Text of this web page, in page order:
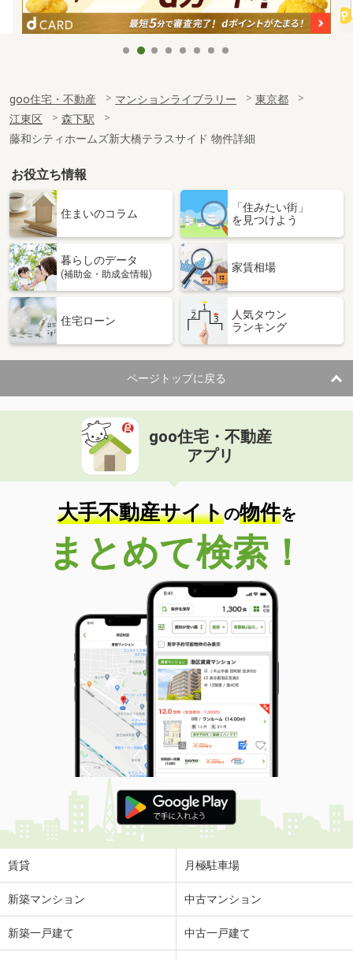
goo住宅・不動産 マンションライブラリー
東京都
江東区
森下駅
藤和シティホームズ新大橋テラスサイド 物件詳細
お役立ち情報
住まいのコラム
「住みたい街」
を見つけよう
暮らしのデータ
(補助金・助成金情報)
家賃相場
住宅ローン
人気タウン
ランキング
ページトップに戻る
goo住宅・不動産
アプリ
大手不動産サイトの物件を
まとめて検索！
賃貸 月極駐車場
新築マンション 中古マンション
新築一戸建て 中古一戸建て